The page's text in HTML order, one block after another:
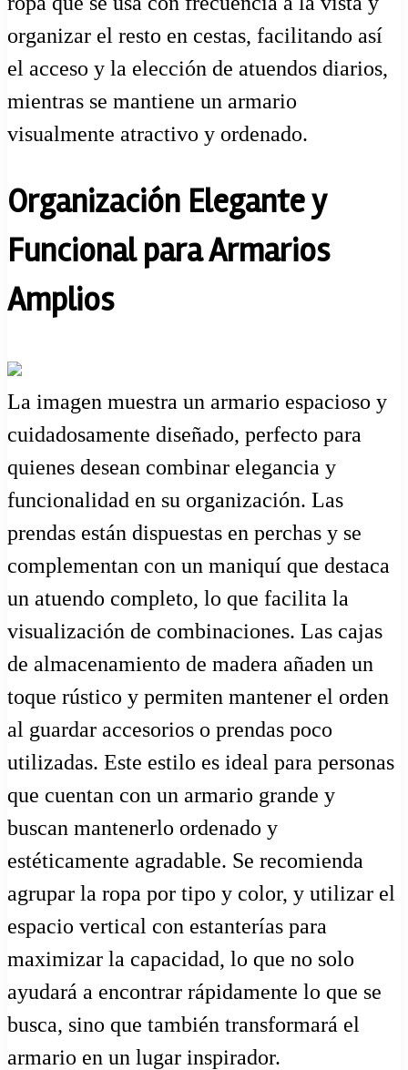
organizar el resto en cestas, facilitando así
el acceso y la elección de atuendos diarios,
mientras se mantiene un armario
visualmente atractivo y ordenado.
Organización Elegante y
Funcional para Armarios
Amplios
La imagen muestra un armario espacioso y
cuidadosamente diseñado, perfecto para
quienes desean combinar elegancia y
funcionalidad en su organización. Las
prendas están dispuestas en perchas y se
complementan con un maniquí que destaca
un atuendo completo, lo que facilita la
visualización de combinaciones. Las cajas
de almacenamiento de madera añaden un
toque rústico y permiten mantener el orden
al guardar accesorios o prendas poco
utilizadas. Este estilo es ideal para personas
que cuentan con un armario grande y
buscan mantenerlo ordenado y
estéticamente agradable. Se recomienda
agrupar la ropa por tipo y color, y utilizar el
espacio vertical con estanterías para
maximizar la capacidad, lo que no solo
ayudará a encontrar rápidamente lo que se
busca, sino que también transformará el
armario en un lugar inspirador.